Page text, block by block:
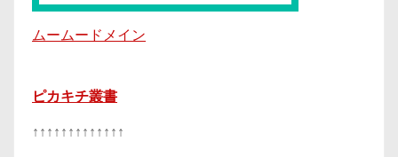
ムームードメイン
ピカキチ叢書
↑↑↑↑↑↑↑↑↑↑↑↑↑